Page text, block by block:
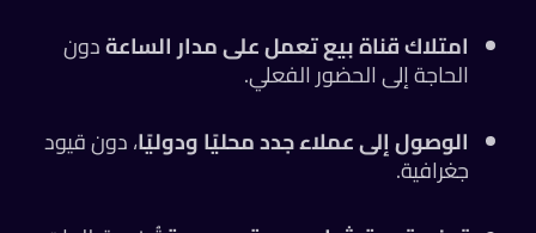
امتلاك قناة بيع تعمل على مدار الساعةدون
الحاجة إلى الحضور الفعلي.
الوصول إلى عملاء جدد محليًا ودوليًا، دون قيود
جغرافية.